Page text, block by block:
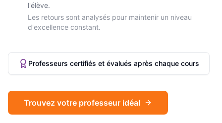
l'élève.
Les retours sont analysés pour maintenir un niveau
d'excellence constant.
Professeurs certifiés et évalués après chaque cours
Trouvez votre professeur idéal